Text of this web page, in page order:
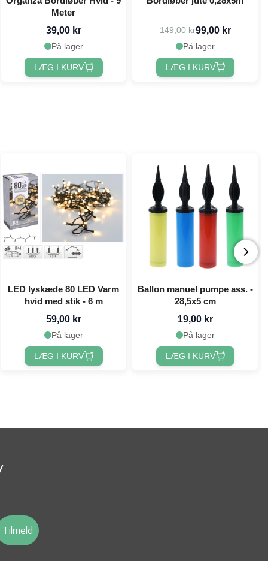
Meter
39,00 kr
På lager
LÆG I KURV
149,00 kr99,00 kr
På lager
LÆG I KURV
LED lyskæde 80 LED Varm
hvid med stik - 6 m
59,00 kr
På lager
LÆG I KURV
Ballon manuel pumpe ass. -
28,5x5 cm
19,00 kr
På lager
LÆG I KURV
Tilmeld